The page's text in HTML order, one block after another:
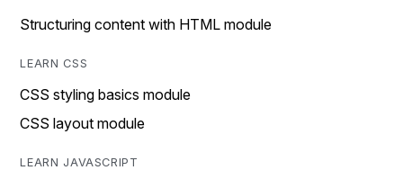
Structuring content with HTML module
LEARN CSS
CSS styling basics module
CSS layout module
LEARN JAVASCRIPT